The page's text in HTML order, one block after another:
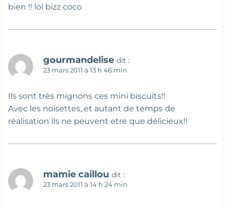
bien !! lol bizz coco
gourmandelise dit :
23 mars 2011 à 13 h 46 min
Ils sont très mignons ces mini biscuits!!
Avec les noisettes, et autant de temps de
réalisation ils ne peuvent etre que délicieux!!
mamie caillou dit :
23 mars 2011 à 14 h 24 min